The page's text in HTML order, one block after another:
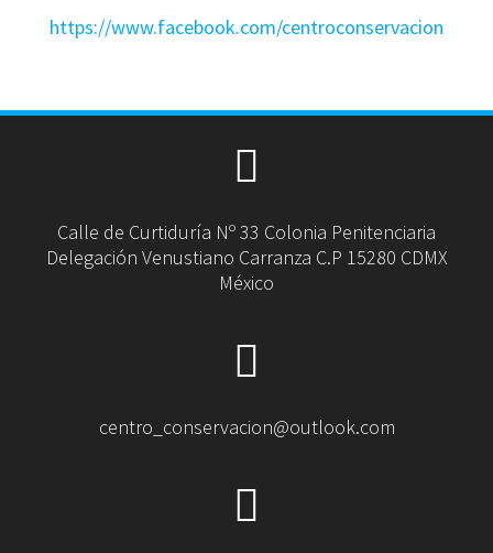
https://www.facebook.com/centroconservacion
Calle de Curtiduría Nº 33 Colonia Penitenciaria
Delegación Venustiano Carranza C.P 15280 CDMX
México
centro_conservacion@outlook.com